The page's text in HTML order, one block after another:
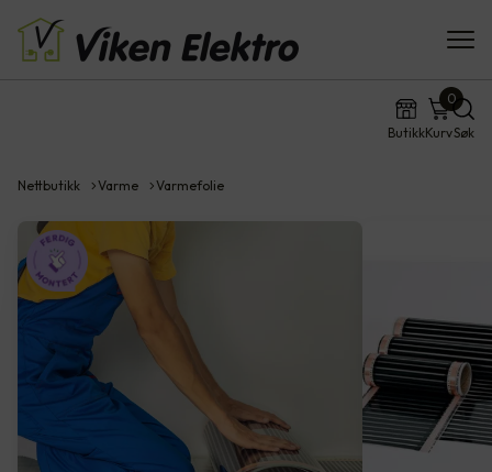
ButikkKurv
0
Søk
Nettbutikk Varme Varmefolie